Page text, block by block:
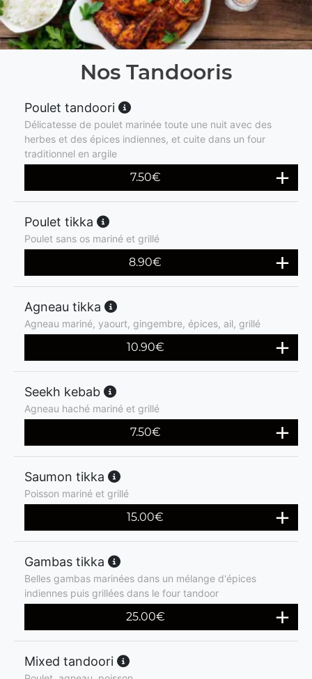
Nos Tandooris
Poulet tandoori
Délicatesse de poulet marinée toute une nuit avec des
herbes et des épices indiennes, et cuite dans un four
traditionnel en argile
7.50€
Poulet tikka
Poulet sans os mariné et grillé
8.90€
Agneau tikka
Agneau mariné, yaourt, gingembre, épices, ail, grillé
10.90€
Seekh kebab
Agneau haché mariné et grillé
7.50€
Saumon tikka
Poisson mariné et grillé
15.00€
Gambas tikka
Belles gambas marinées dans un mélange d'épices
indiennes puis grillées dans le four tandoor
25.00€
Mixed tandoori